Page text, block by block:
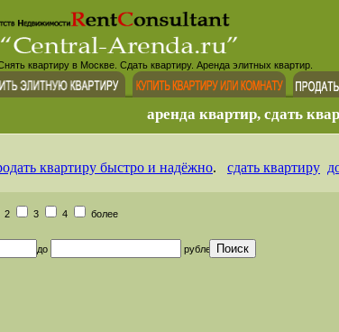
квартиру в Москве. Сдать квартиру. Аренда элитных квартир.
аренда квартир, сдать
квартиру быстро и надёжно. сдать квартиру
2 3 4
более
до рублей